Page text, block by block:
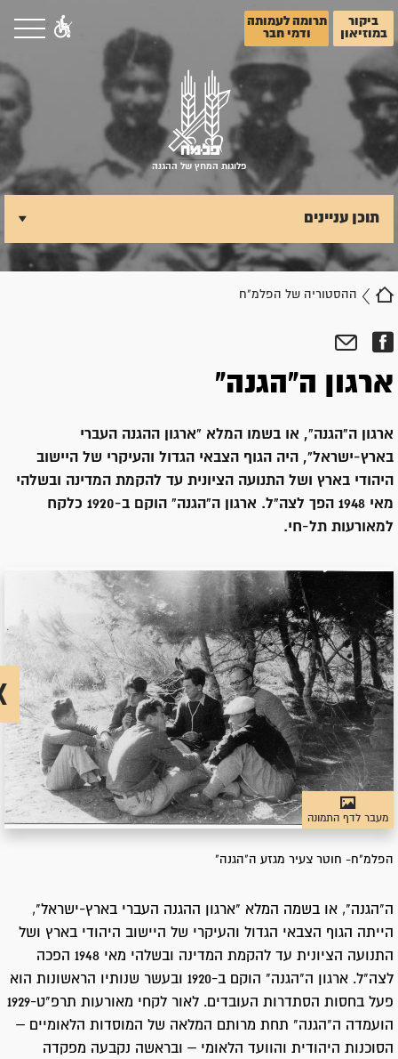
ביקור
במוזיאון
תרומה לעמותה
ודמי חבר
פלוגות המחץ של ההגנה
ההסטוריה של הפלמ"ח
תוכן עניינים
ארגון ה"הגנה"
ארגון ה"הגנה", או בשמו המלא "ארגון ההגנה העברי
בארץ-ישראל", היה הגוף הצבאי הגדול והעיקרי של היישוב
היהודי בארץ ושל התנועה הציונית עד להקמת המדינה ובשלהי
מאי 1948 הפך לצה"ל. ארגון ה"הגנה" הוקם ב-1920 כלקח
למאורעות תל-חי.
מעבר לדף התמונה
הפלמ"ח- חוטר צעיר מגזע ה"הגנה"
ה"הגנה", או בשמה המלא "ארגון ההגנה העברי בארץ-ישראל",
הייתה הגוף הצבאי הגדול והעיקרי של היישוב היהודי בארץ ושל
התנועה הציונית עד להקמת המדינה ובשלהי מאי 1948 הפכה
לצה"ל. ארגון ה"הגנה" הוקם ב-1920 ובעשר שנותיו הראשונות הוא
פעל בחסות הסתדרות העובדים. לאור לקחי מאורעות תרפ"ט-1929
הועמדה ה"הגנה" תחת מרותם המלאה של המוסדות הלאומיים –
הסוכנות היהודית והוועד הלאומי – ובראשה נקבעה מפקדה